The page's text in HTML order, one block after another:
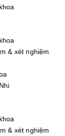
& xét nghiệm
& xét nghiệm